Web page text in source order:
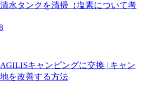
水タンクを清掃（塩素について考
キャンピングに交換 | キャン
を改善する方法